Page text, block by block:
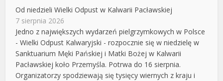
Od niedzieli Wielki Odpust w Kalwarii Pacławskiej
7 sierpnia 2026
Jedno z największych wydarzeń pielgrzymkowych w Polsce
- Wielki Odpust Kalwaryjski - rozpocznie się w niedzielę w
Sanktuarium Męki Pańskiej i Matki Bożej w Kalwarii
Pacławskiej koło Przemyśla. Potrwa do 16 sierpnia.
Organizatorzy spodziewają się tysięcy wiernych z kraju i